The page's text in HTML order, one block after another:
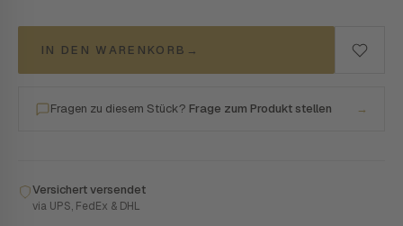
IN DEN WARENKORB →
Fragen zu diesem Stück? Frage zum Produkt stellen →
Versichert versendet
via UPS, FedEx & DHL